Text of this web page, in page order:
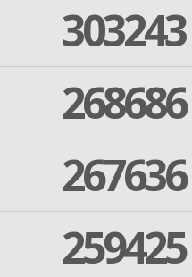
303243
268686
267636
259425